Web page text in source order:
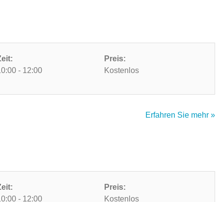
- 12:00
Preis:
Kostenlos
Erfahren Sie mehr »
- 12:00
Preis:
Kostenlos